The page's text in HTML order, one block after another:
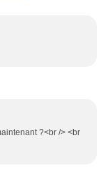
?<br /> <br